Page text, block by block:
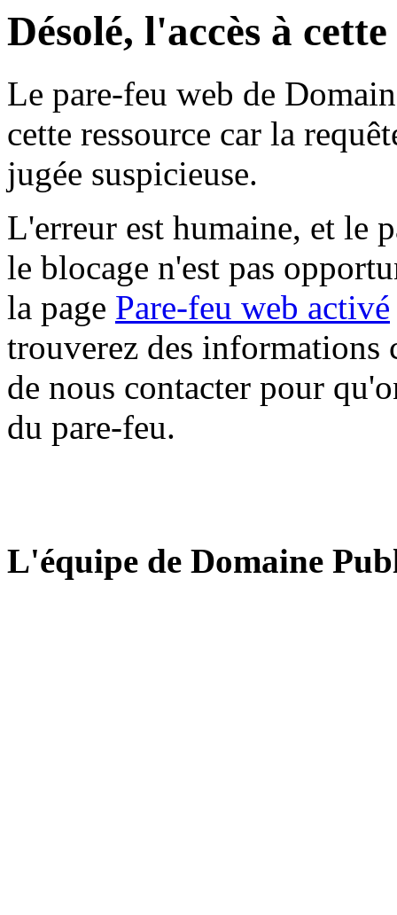
Désolé, l'accès à
Le pare-feu web de
cette ressource car la
jugée suspicieuse.
L'erreur est humaine, et le
le blocage n'est pas
la page Pare-feu web activé
trouverez des informations
de nous contacter pour
du pare-feu.
L'équipe de Domaine